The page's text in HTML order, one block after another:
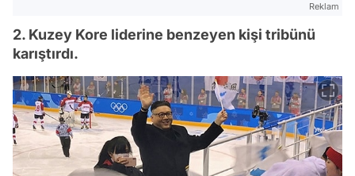
Reklam
2. Kuzey Kore liderine benzeyen kişi tribünü
karıştırdı.